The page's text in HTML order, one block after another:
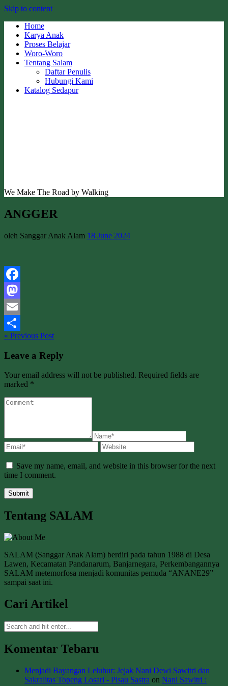
Skip to content
Home
Karya Anak
Proses Belajar
Woro-Woro
Tentang Salam
Daftar Penulis
Hubungi Kami
Katalog Sedapur
We Make The Road by Walking
ANGGER
oleh Sanggar Anak Alam 18 June 2024
Facebook
Mastodon
Email
Share
« Previous Post
Leave a Reply
Your email address will not be published. Required fields are
marked *
Save my name, email, and website in this browser for the next
time I comment.
Tentang SALAM
SALAM (Sanggar Anak Alam) berdiri pada tahun 1988 di Desa
Lawen, Kecamatan Pandanarum, Banjarnegara, Perkembangannya
SALAM metemorfosa menjadi komunitas pemuda “ANANE29”
sampai saat ini.
Cari Artikel
Komentar Tebaru
Menjadi Bayangan Leluhur: Jejak Nani Dewi Sawitri dan
Sakralitas Topeng Losari - Pisau Sastra on Nani Sawitri :